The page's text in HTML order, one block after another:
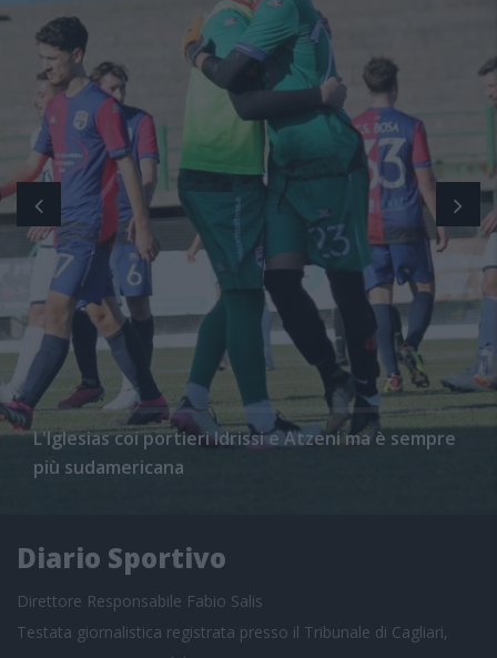
L'Iglesias coi portieri Idrissi e Atzeni ma è sempre
più sudamericana
Diario Sportivo
Direttore Responsabile Fabio Salis
Testata giornalistica registrata presso il Tribunale di Cagliari,